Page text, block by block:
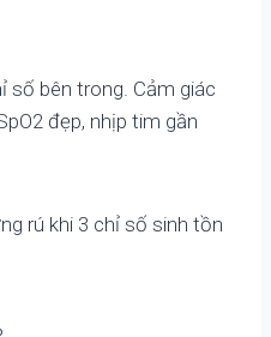
số bên trong. Cảm giác
đẹp, nhịp tim gần
rú khi 3 chỉ số sinh tồn